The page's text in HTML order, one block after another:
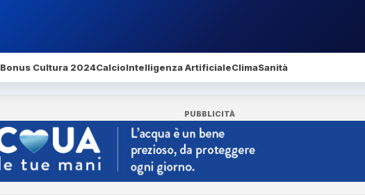
Bonus Cultura 2024CalcioIntelligenza ArtificialeClimaSanità
PUBBLICITÀ